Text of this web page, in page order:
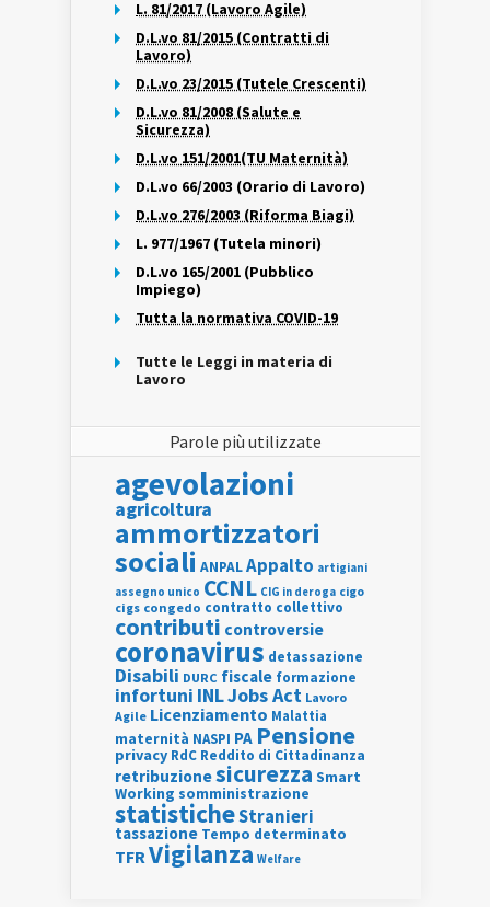
L. 81/2017 (Lavoro Agile)
D.L.vo 81/2015 (Contratti di
Lavoro)
D.L.vo 23/2015 (Tutele Crescenti)
D.L.vo 81/2008 (Salute e
Sicurezza)
D.L.vo 151/2001(TU Maternità)
D.L.vo 66/2003 (Orario di Lavoro)
D.L.vo 276/2003 (Riforma Biagi)
L. 977/1967 (Tutela minori)
D.L.vo 165/2001 (Pubblico
Impiego)
Tutta la normativa COVID-19
Tutte le Leggi in materia di
Lavoro
Parole più utilizzate
agevolazioni
agricoltura
ammortizzatori
sociali ANPALAppalto artigiani
assegno unico CCNL CIG in deroga cigo
cigs congedo contratto collettivo
contributi controversie
coronavirus detassazione
Disabili DURC fiscale formazione
infortuni INLJobs Act Lavoro
Agile Licenziamento Malattia
maternità NASPI PA Pensione
privacy RdC Reddito di Cittadinanza
retribuzionesicurezza Smart
Working somministrazione
statisticheStranieri
tassazione Tempo determinato
TFRVigilanza Welfare